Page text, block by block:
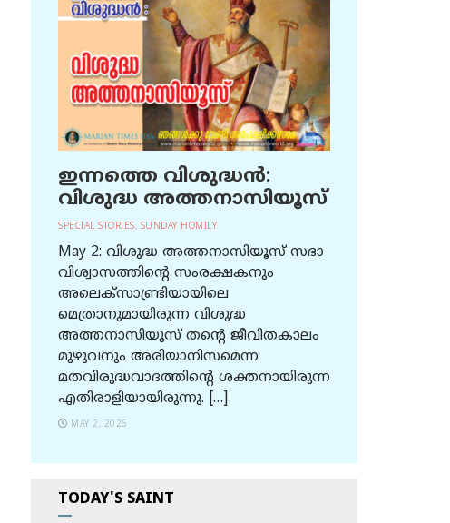
ഇന്നത്തെ വിശുദ്ധന്‍:
വിശുദ്ധ അത്തനാസിയൂസ്
SPECIAL STORIES, SUNDAY HOMILY
May 2: വിശുദ്ധ അത്തനാസിയൂസ് സഭാ
വിശ്വാസത്തിന്റെ സംരക്ഷകനും
അലെക്സാണ്ട്രിയായിലെ
മെത്രാനുമായിരുന്ന വിശുദ്ധ
അത്തനാസിയൂസ് തന്റെ ജീവിതകാലം
മുഴുവനും അരിയാനിസമെന്ന
മതവിരുദ്ധവാദത്തിന്റെ ശക്തനായിരുന്ന
എതിരാളിയായിരുന്നു. […]
MAY 2, 2026
TODAY'S SAINT